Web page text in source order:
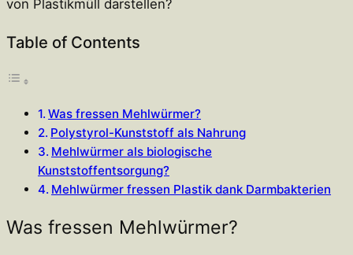
von Plastikmüll darstellen?
Table of Contents
Was fressen Mehlwürmer?
Polystyrol-Kunststoff als Nahrung
Mehlwürmer als biologische
Kunststoffentsorgung?
Mehlwürmer fressen Plastik dank Darmbakterien
Was fressen Mehlwürmer?